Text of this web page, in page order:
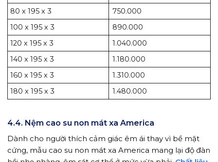
80 x 195 x 3
750.000
100 x 195 x 3
890.000
120 x 195 x 3
1.040.000
140 x 195 x 3
1.180.000
160 x 195 x 3
1.310.000
180 x 195 x 3
1.480.000
4.4. Nệm cao su non mát xa America
Dành cho người thích cảm giác êm ái thay vì bề mặt
cứng, mẫu cao su non mát xa America mang lại độ đàn